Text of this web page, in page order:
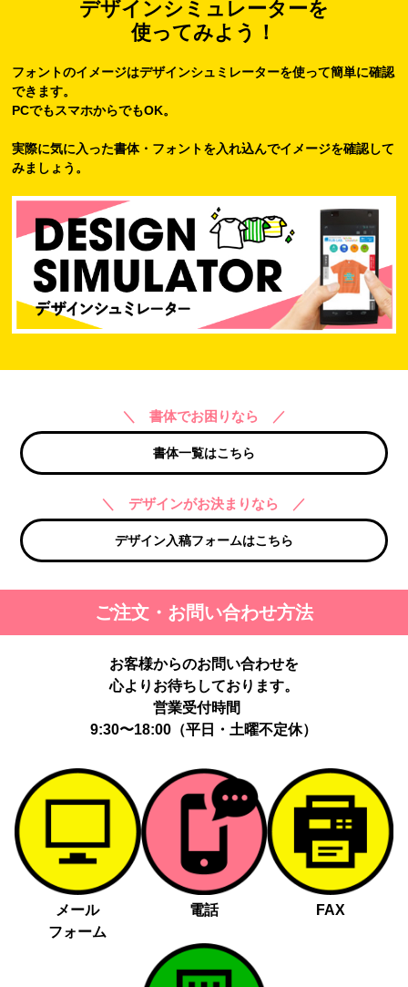
デザインシミュレーターを
使ってみよう！
フォントのイメージはデザインシュミレーターを使って簡単に確認
できます。
PCでもスマホからでもOK。
実際に気に入った書体・フォントを入れ込んでイメージを確認して
みましょう。
＼ 書体でお困りなら ／
書体一覧はこちら
＼ デザインがお決まりなら ／
デザイン入稿フォームはこちら
ご注文・お問い合わせ方法
お客様からのお問い合わせを
心よりお待ちしております。
営業受付時間
9:30〜18:00（平日・土曜不定休）
メール
フォーム
電話 FAX